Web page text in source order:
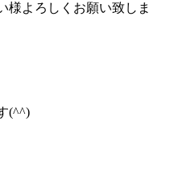
様よろしくお願い致しま
(^^)